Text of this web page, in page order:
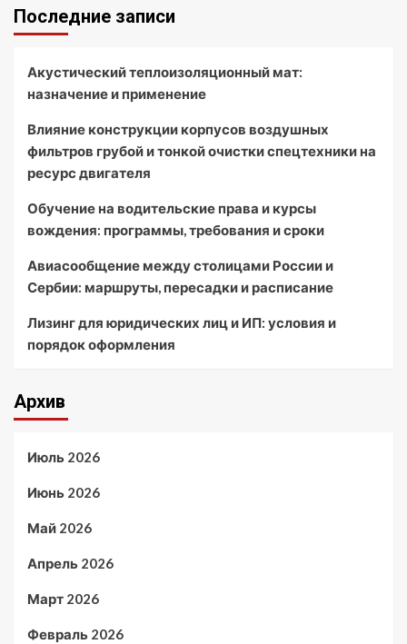
Последние записи
Акустический теплоизоляционный мат:
назначение и применение
Влияние конструкции корпусов воздушных
фильтров грубой и тонкой очистки спецтехники на
ресурс двигателя
Обучение на водительские права и курсы
вождения: программы, требования и сроки
Авиасообщение между столицами России и
Сербии: маршруты, пересадки и расписание
Лизинг для юридических лиц и ИП: условия и
порядок оформления
Архив
Июль 2026
Июнь 2026
Май 2026
Апрель 2026
Март 2026
Февраль 2026